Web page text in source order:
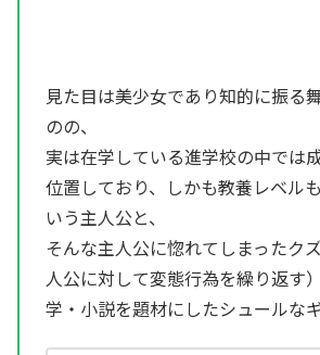
見た目は美少女であり知的に振る
のの、
実は在学している進学校の中では
位置しており、しかも教養レベル
いう主人公と、
そんな主人公に惚れてしまったク
人公に対して変態行為を繰り返す
学・小説を題材にしたシュールな